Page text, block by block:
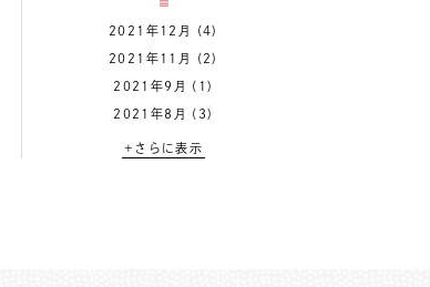
2021年12月 (4)
2021年11月 (2)
2021年9月 (1)
2021年8月 (3)
+さらに表示